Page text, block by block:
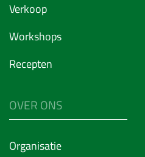
Verkoop
Workshops
Recepten
OVER ONS
Organisatie